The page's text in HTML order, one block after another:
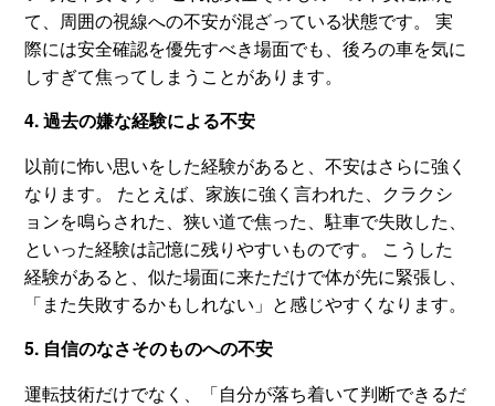
て、周囲の視線への不安が混ざっている状態です。 実
際には安全確認を優先すべき場面でも、後ろの車を気に
しすぎて焦ってしまうことがあります。
4. 過去の嫌な経験による不安
以前に怖い思いをした経験があると、不安はさらに強く
なります。 たとえば、家族に強く言われた、クラクシ
ョンを鳴らされた、狭い道で焦った、駐車で失敗した、
といった経験は記憶に残りやすいものです。 こうした
経験があると、似た場面に来ただけで体が先に緊張し、
「また失敗するかもしれない」と感じやすくなります。
5. 自信のなさそのものへの不安
運転技術だけでなく、「自分が落ち着いて判断できるだ